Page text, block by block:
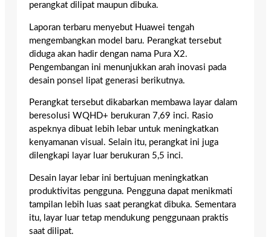
perangkat dilipat maupun dibuka.
Laporan terbaru menyebut Huawei tengah
mengembangkan model baru. Perangkat tersebut
diduga akan hadir dengan nama Pura X2.
Pengembangan ini menunjukkan arah inovasi pada
desain ponsel lipat generasi berikutnya.
Perangkat tersebut dikabarkan membawa layar dalam
beresolusi WQHD+ berukuran 7,69 inci. Rasio
aspeknya dibuat lebih lebar untuk meningkatkan
kenyamanan visual. Selain itu, perangkat ini juga
dilengkapi layar luar berukuran 5,5 inci.
Desain layar lebar ini bertujuan meningkatkan
produktivitas pengguna. Pengguna dapat menikmati
tampilan lebih luas saat perangkat dibuka. Sementara
itu, layar luar tetap mendukung penggunaan praktis
saat dilipat.